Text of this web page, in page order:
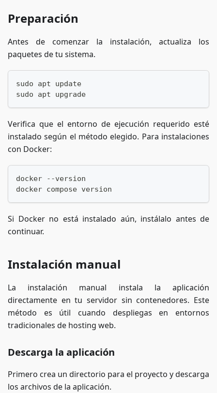
Preparación
Antes de comenzar la instalación, actualiza los
paquetes de tu sistema.
sudo apt update
sudo apt upgrade
Verifica que el entorno de ejecución requerido esté
instalado según el método elegido. Para instalaciones
con Docker:
docker --version
docker compose version
Si Docker no está instalado aún, instálalo antes de
continuar.
Instalación manual
La instalación manual instala la aplicación
directamente en tu servidor sin contenedores. Este
método es útil cuando despliegas en entornos
tradicionales de hosting web.
Descarga la aplicación
Primero crea un directorio para el proyecto y descarga
los archivos de la aplicación.